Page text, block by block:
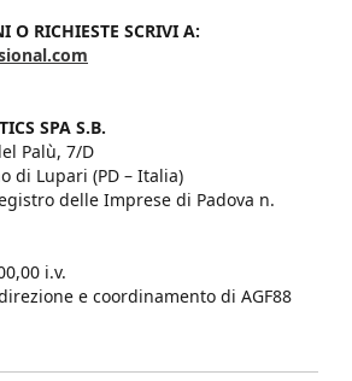
O RICHIESTE SCRIVI A:
SPA S.B.
Palù, 7/D
di Lupari (PD – Italia)
delle Imprese di Padova n.
i.v.
e coordinamento di AGF88